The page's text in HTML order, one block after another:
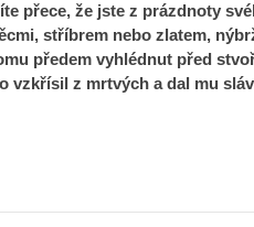
přece, že jste z prázdnoty
stříbrem nebo zlatem,
předem vyhlédnut před
vzkřísil z mrtvých a dal mu